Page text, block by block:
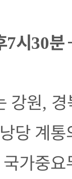
7시30분
강원,
당 계
가중